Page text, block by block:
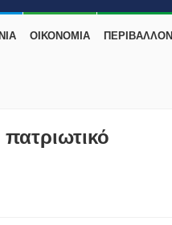
ΟΙΚΟΝΟΜΙΑ ΠΕΡΙΒΑΛΛΟΝ